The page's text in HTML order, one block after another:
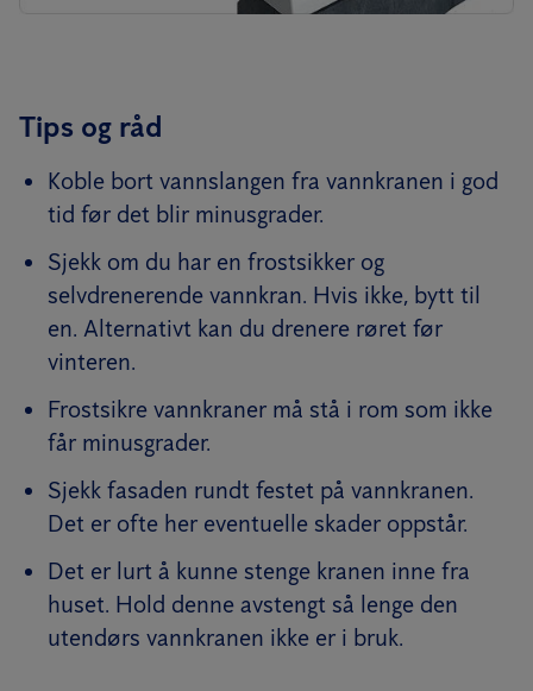
Tips og råd
Koble bort vannslangen fra vannkranen i god
tid før det blir minusgrader.
Sjekk om du har en frostsikker og
selvdrenerende vannkran. Hvis ikke, bytt til
en. Alternativt kan du drenere røret før
vinteren.
Frostsikre vannkraner må stå i rom som ikke
får minusgrader.
Sjekk fasaden rundt festet på vannkranen.
Det er ofte her eventuelle skader oppstår.
Det er lurt å kunne stenge kranen inne fra
huset. Hold denne avstengt så lenge den
utendørs vannkranen ikke er i bruk.